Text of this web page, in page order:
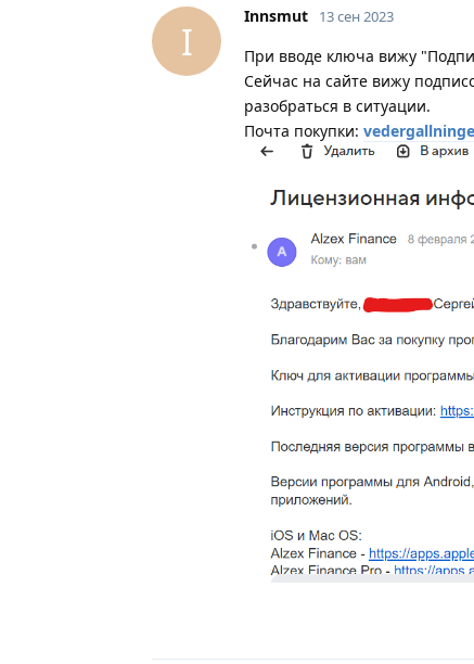
I
Innsmut 13 сен 2023
При вводе ключа вижу
Сейчас на сайте вижу
разобраться в ситуации.
Почта покупки: